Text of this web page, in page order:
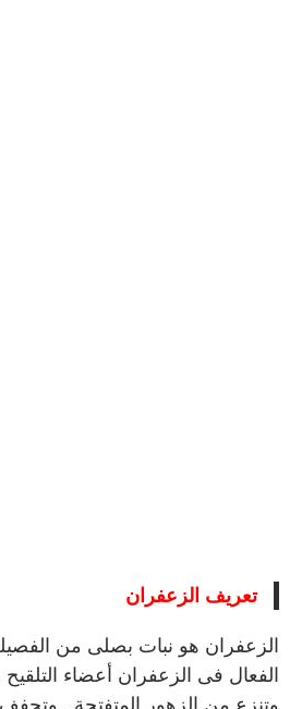
تعريف الزعفران
الزعفران هو نبات بصلى من
الفعال فى الزعفران أعضاء
وتنزع من الزهور المتفتحة ,